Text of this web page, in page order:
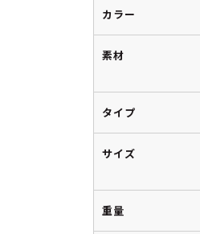
カラー
素材
タイプ
サイズ
重量